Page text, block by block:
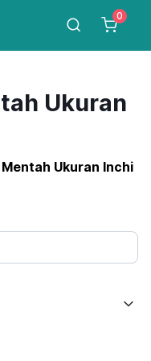
0
Ukuran
Ukuran Inchi